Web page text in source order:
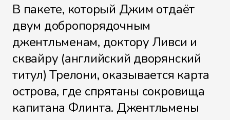
Файл 37
Файл 38
В пакете, который Джим отдаёт
двум добропорядочным
джентльменам, доктору Ливси и
сквайру (английский дворянский
титул) Трелони, оказывается карта
острова, где спрятаны сокровища
капитана Флинта. Джентльмены